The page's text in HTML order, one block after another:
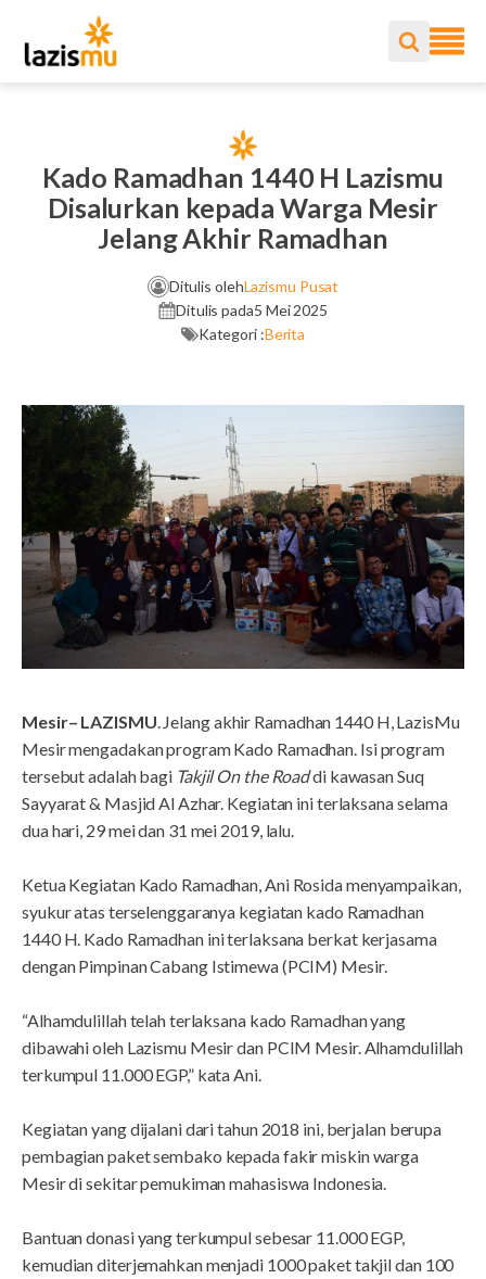
Kado Ramadhan 1440 H Lazismu
Disalurkan kepada Warga Mesir
Jelang Akhir Ramadhan
Ditulis olehLazismu Pusat
Ditulis pada5 Mei 2025
Kategori :Berita
Mesir– LAZISMU. Jelang akhir Ramadhan 1440 H, LazisMu
Mesir mengadakan program Kado Ramadhan. Isi program
tersebut adalah bagi Takjil On the Roaddi kawasan Suq
Sayyarat & Masjid Al Azhar. Kegiatan ini terlaksana selama
dua hari, 29 mei dan 31 mei 2019, lalu.
Ketua Kegiatan Kado Ramadhan, Ani Rosida menyampaikan,
syukur atas terselenggaranya kegiatan kado Ramadhan
1440 H. Kado Ramadhan ini terlaksana berkat kerjasama
dengan Pimpinan Cabang Istimewa (PCIM) Mesir.
“Alhamdulillah telah terlaksana kado Ramadhan yang
dibawahi oleh Lazismu Mesir dan PCIM Mesir. Alhamdulillah
terkumpul 11.000 EGP,” kata Ani.
Kegiatan yang dijalani dari tahun 2018 ini, berjalan berupa
pembagian paket sembako kepada fakir miskin warga
Mesir di sekitar pemukiman mahasiswa Indonesia.
Bantuan donasi yang terkumpul sebesar 11.000 EGP,
kemudian diterjemahkan menjadi 1000 paket takjil dan 100